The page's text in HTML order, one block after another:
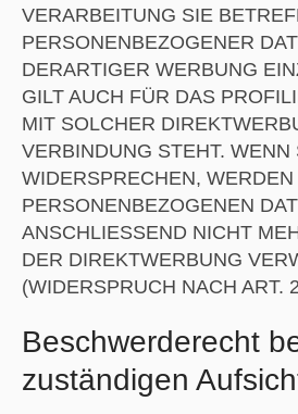
VERARBEITUNG SIE
PERSONENBEZOGENER
DERARTIGER WERBUNG
GILT AUCH FÜR DAS
MIT SOLCHER
VERBINDUNG STEHT. WENN
WIDERSPRECHEN, WERDEN
PERSONENBEZOGENEN
ANSCHLIESSEND NICHT
DER DIREKTWERBUNG
(WIDERSPRUCH NACH ART.
Beschwerde­recht
zuständigen